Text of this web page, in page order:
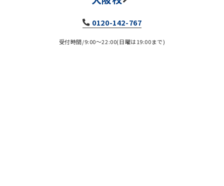
0120-142-767
受付時間/9:00～22:00(日曜は19:00まで)